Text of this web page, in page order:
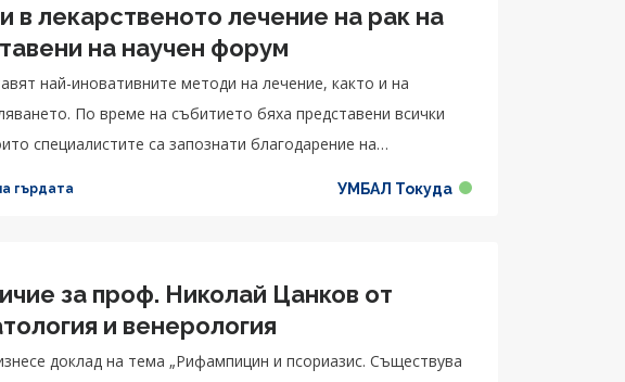
в лекарственото лечение на рак на
на научен форум
най-иновативните методи на лечение, както и на
По време на събитието бяха представени всички
специалистите са запознати благодарение на
гърдата УМБАЛ Токуда
за проф. Николай Цанков от
и венерология
доклад на тема „Рифампицин и псориазис. Съществува